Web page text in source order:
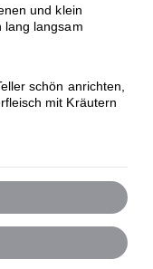
und klein
lang langsam
schön anrichten,
mit Kräutern